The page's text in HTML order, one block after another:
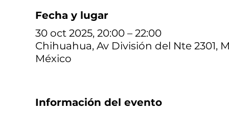
Fecha y lugar
30 oct 2025, 20:00 – 22:00
Chihuahua, Av División del Nte 2301,
México
Información del evento